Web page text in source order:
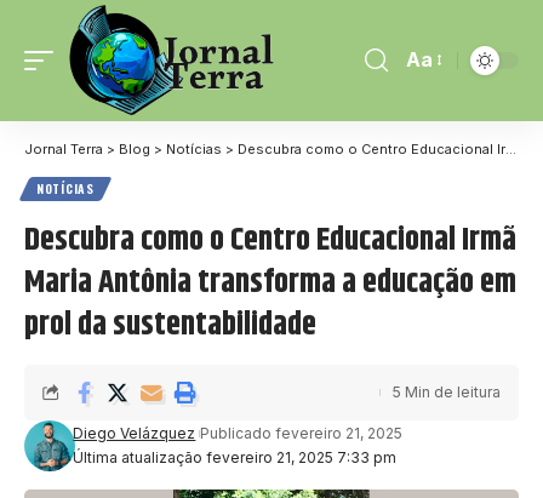
Aa
Jornal Terra > Blog > Notícias > Descubra como o Centro Educacional Irmã Maria Antônia transforma a educação em prol da sustentabilidade
NOTÍCIAS
Descubra como o Centro Educacional Irmã
Maria Antônia transforma a educação em
prol da sustentabilidade
Última atualização fevereiro 21, 2025 7:33 pm
Diego Velázquez Publicado fevereiro 21, 2025
5 Min de leitura